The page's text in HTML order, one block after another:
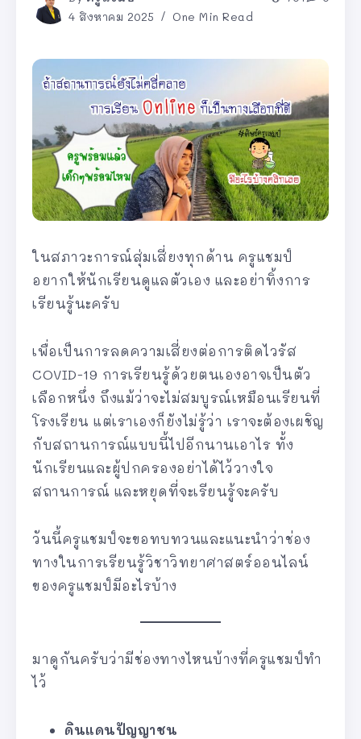
4 สิงหาคม 2025
One Min Read
ในสภาวะการณ์สุ่มเสี่ยงทุกด้าน ครูแชมป์
อยากให้นักเรียนดูแลตัวเอง และอย่าทิ้งการ
เรียนรู้นะครับ
เพื่อเป็นการลดความเสี่ยงต่อการติดไวรัส
COVID-19 การเรียนรู้ด้วยตนเองอาจเป็นตัว
เลือกหนึ่ง ถึงแม้ว่าจะไม่สมบูรณ์เหมือนเรียนที่
โรงเรียน แต่เราเองก็ยังไม่รู้ว่า เราจะต้องเผชิญ
กับสถานการณ์แบบนี้ไปอีกนานเอาไร ทั้ง
นักเรียนและผู้ปกครองอย่าได้ไว้วางใจ
สถานการณ์ และหยุดที่จะเรียนรู้จะครับ
วันนี้ครูแชมป์จะขอทบทวนและแนะนำว่าช่อง
ทางในการเรียนรู้วิชาวิทยาศาสตร์ออนไลน์
ของครูแชมป์มีอะไรบ้าง
มาดูกันครับว่ามีช่องทางไหนบ้างที่ครูแชมป์ทำ
ไว้
ดินแดนปัญญาชน